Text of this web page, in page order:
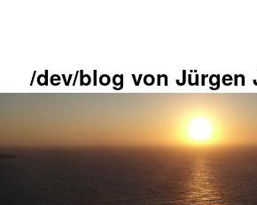
/dev/blog von Jürgen